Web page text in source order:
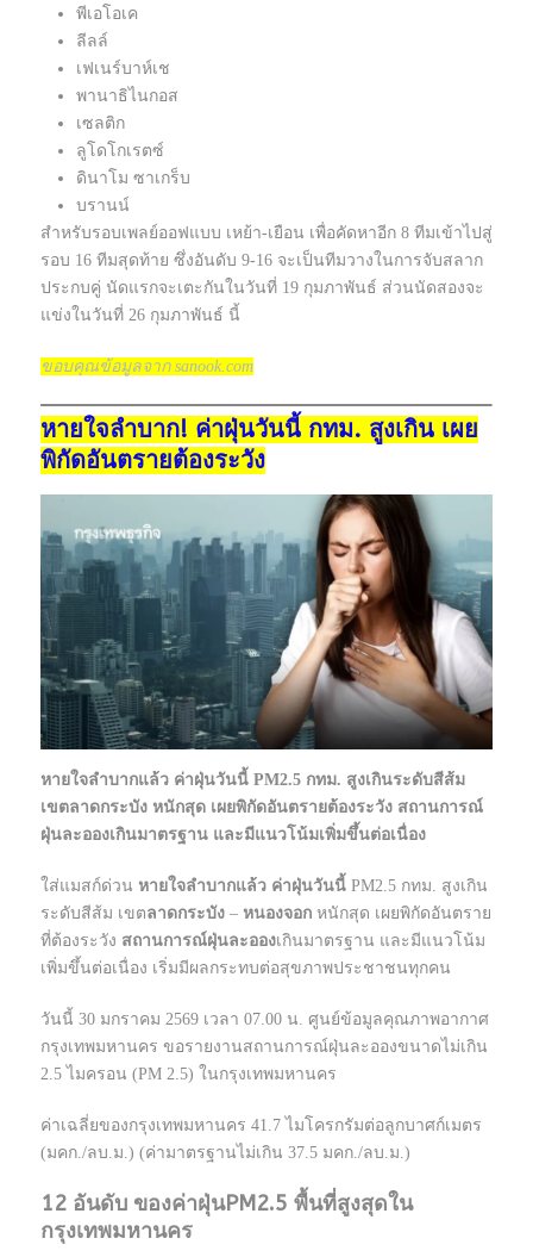
พีเอโอเค
ลีลล์
เฟเนร์บาห์เช
พานาธิไนกอส
เซลติก
ลูโดโกเรตซ์
ดินาโม ซาเกร็บ
บรานน์
สำหรับรอบเพลย์ออฟแบบ เหย้า-เยือน เพื่อคัดหาอีก 8 ทีมเข้าไปสู่
รอบ 16 ทีมสุดท้าย ซึ่งอันดับ 9-16 จะเป็นทีมวางในการจับสลาก
ประกบคู่ นัดแรกจะเตะกันในวันที่ 19 กุมภาพันธ์ ส่วนนัดสองจะ
แข่งในวันที่ 26 กุมภาพันธ์ นี้
ขอบคุณข้อมูลจาก sanook.com
หายใจลำบาก! ค่าฝุ่นวันนี้ กทม. สูงเกิน เผย
พิกัดอันตรายต้องระวัง
หายใจลำบากแล้ว ค่าฝุ่นวันนี้ PM2.5 กทม. สูงเกินระดับสีส้ม
เขตลาดกระบัง หนักสุด เผยพิกัดอันตรายต้องระวัง สถานการณ์
ฝุ่นละอองเกินมาตรฐาน และมีแนวโน้มเพิ่มขึ้นต่อเนื่อง
ใส่แมสก์ด่วน หายใจลำบากแล้ว ค่าฝุ่นวันนี้ PM2.5 กทม. สูงเกิน
ระดับสีส้ม เขตลาดกระบัง – หนองจอก หนักสุด เผยพิกัดอันตราย
ที่ต้องระวัง สถานการณ์ฝุ่นละอองเกินมาตรฐาน และมีแนวโน้ม
เพิ่มขึ้นต่อเนื่อง เริ่มมีผลกระทบต่อสุขภาพประชาชนทุกคน
วันนี้ 30 มกราคม 2569 เวลา 07.00 น. ศูนย์ข้อมูลคุณภาพอากาศ
กรุงเทพมหานคร ขอรายงานสถานการณ์ฝุ่นละอองขนาดไม่เกิน
2.5 ไมครอน (PM 2.5) ในกรุงเทพมหานคร
ค่าเฉลี่ยของกรุงเทพมหานคร 41.7 ไมโครกรัมต่อลูกบาศก์เมตร
(มคก./ลบ.ม.) (ค่ามาตรฐานไม่เกิน 37.5 มคก./ลบ.ม.)
12 อันดับ ของค่าฝุ่นPM2.5 พื้นที่สูงสุดใน
กรุงเทพมหานคร